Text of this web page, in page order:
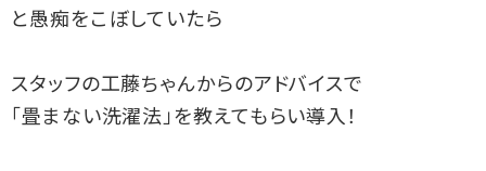
と愚痴をこぼしていたら
スタッフの工藤ちゃんからのアドバイスで
「畳まない洗濯法」を教えてもらい導入！